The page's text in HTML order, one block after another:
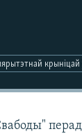
крыніцай